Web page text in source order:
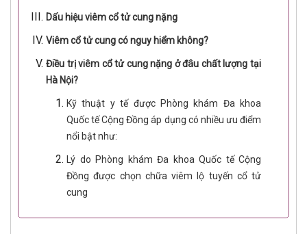
Dấu hiệu viêm cổ tử cung nặng
Viêm cổ tử cung có nguy hiểm không?
Điều trị viêm cổ tử cung nặng ở đâu chất lượng tại
Hà Nội?
Kỹ thuật y tế được Phòng khám Đa khoa
Quốc tế Cộng Đồng áp dụng có nhiều ưu điểm
nổi bật như:
Lý do Phòng khám Đa khoa Quốc tế Cộng
Đồng được chọn chữa viêm lộ tuyến cổ tử
cung